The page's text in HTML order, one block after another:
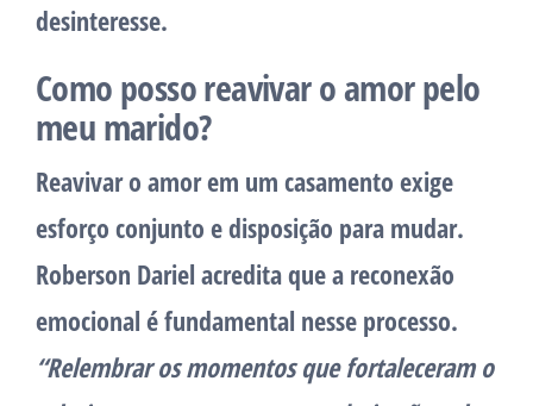
desinteresse.
Como posso reavivar o amor pelo
meu marido?
Reavivar o amor em um casamento exige
esforço conjunto e disposição para mudar.
Roberson Dariel acredita que a reconexão
emocional é fundamental nesse processo.
“Relembrar os momentos que fortaleceram o